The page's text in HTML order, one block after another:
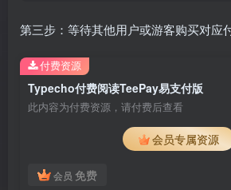
第三步：等待其他用户或游客购买对应
Typecho付费阅读TeePay易支付版
此内容为付费资源，请付费后查看
会员专属资源
会员 免费
付费资源